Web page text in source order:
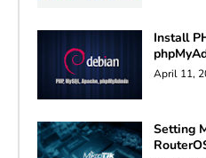
Install
April 11,
Setting